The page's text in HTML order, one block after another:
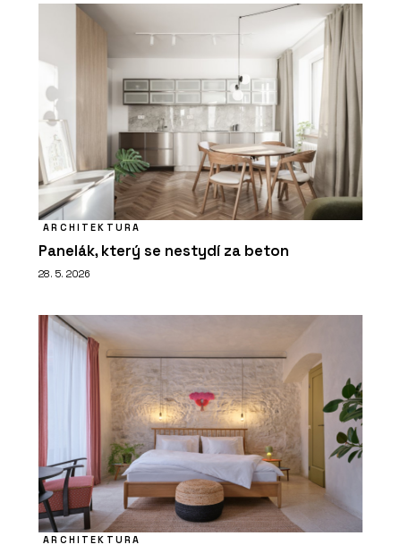
ARCHITEKTURA
Panelák, který se nestydí za beton
28. 5. 2026
ARCHITEKTURA